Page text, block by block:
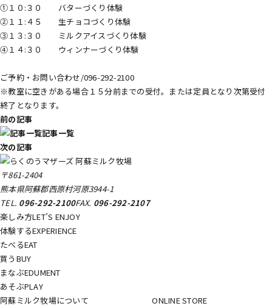
①１０:３０ バターづくり体験
②１１:４５ 生チョコづくり体験
③１３:３０ ミルクアイスづくり体験
④１４:３０ ウィンナーづくり体験
ご予約・お問い合わせ/096-292-2100
※教室に空きがある場合１５分前までの受付。または定員となり次第受付
終了となります。
前の記事
記事一覧
次の記事
〒861-2404
熊本県阿蘇郡西原村河原3944-1
TEL. 096-292-2100FAX. 096-292-2107
楽しみ方LET’S ENJOY
体験するEXPERIENCE
たべるEAT
買う BUY
まなぶEDUMENT
あそぶPLAY
阿蘇ミルク牧場について
ONLINE STORE